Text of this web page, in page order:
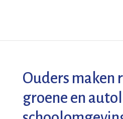
Ouders maken
groene en